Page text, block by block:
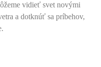
vidieť svet novými
a dotknúť sa príbehov,